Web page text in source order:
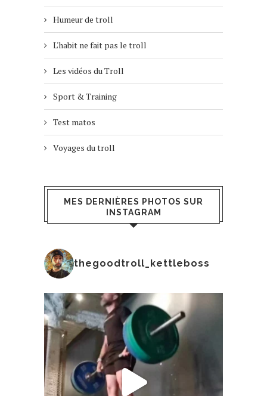
Humeur de troll
L'habit ne fait pas le troll
Les vidéos du Troll
Sport & Training
Test matos
Voyages du troll
MES DERNIÈRES PHOTOS SUR
INSTAGRAM
thegoodtroll_kettleboss